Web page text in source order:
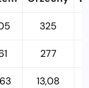
325
277
13,08